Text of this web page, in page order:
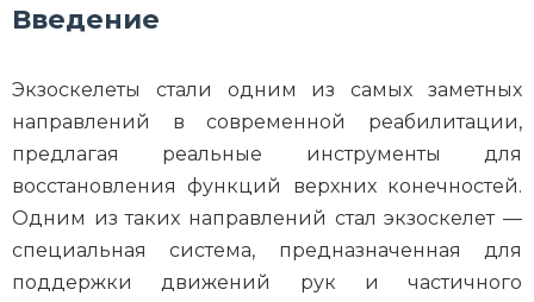
Введение
Экзоскелеты стали одним из самых заметных
направлений в современной реабилитации,
предлагая реальные инструменты для
восстановления функций верхних конечностей.
Одним из таких направлений стал экзоскелет —
специальная система, предназначенная для
поддержки движений рук и частичного